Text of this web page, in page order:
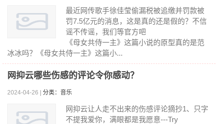
最近网传歌手徐佳莹偷漏税被追缴并罚款被
罚7.5亿元的消息，这是真的还是假的？不信
谣不传谣，我们等官方吧
《母女共侍一主》这篇小说的原型真的是范
冰冰吗？《母女共侍一主》这篇小...
网抑云哪些伤感的评论令你感动？
2024-04-26 | 分类：音乐
网抑云让人走不出来的伤感评论摘抄1、只字
不提我爱你，满眼都是我愿意---Try